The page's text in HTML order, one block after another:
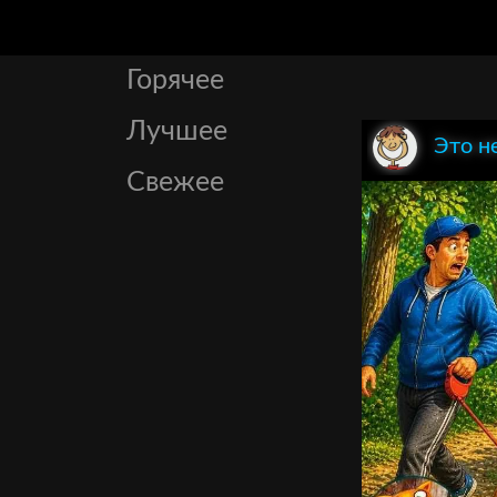
Горячее
Лучшее
Свежее
Это